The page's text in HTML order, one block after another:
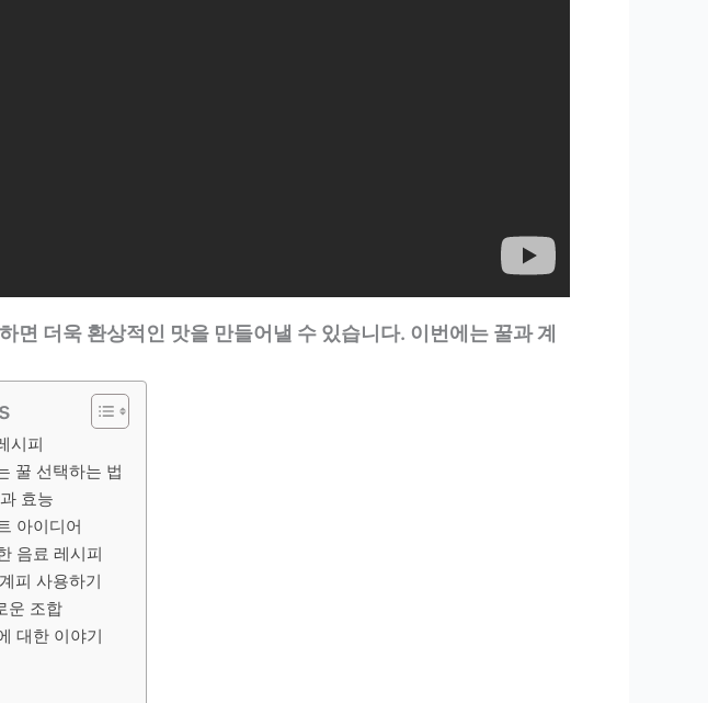
더욱 환상적인 맛을 만들어낼 수 있습니다. 이번에는 꿀과 계
시피
꿀 선택하는 법
효능
아이디어
음료 레시피
피 사용하기
운 조합
대한 이야기